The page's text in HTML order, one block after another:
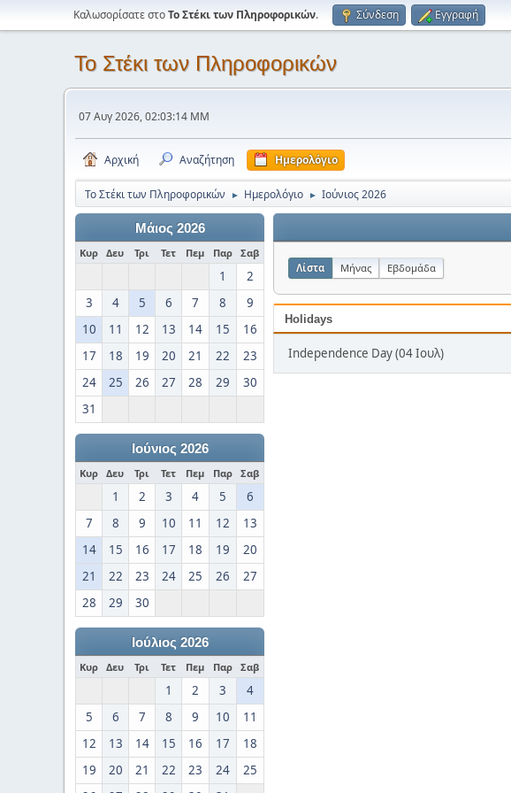
Καλωσορίσατε στοΤο Στέκι των Πληροφορικών. Σύνδεση Εγγραφή
Το Στέκι των Πληροφορικών
07 Αυγ 2026, 02:03:14 ΜΜ
Αρχική Αναζήτηση Ημερολόγιο
Το Στέκι των Πληροφορικών ► Ημερολόγιο ► Ιούνιος 2026
Μάιος 2026
Κυρ Δευ Τρι Τετ Πεμ Παρ Σαβ
1
2
3
4 5 6 7 8
9
10
11 12 13 14 15
16
17
18 19 20 21 22
23
24
25 26 27 28 29
30
31
Ιούνιος 2026
Κυρ Δευ Τρι Τετ Πεμ Παρ Σαβ
1 2 3 4 5
6
7
8 9 10 11 12
13
14
15 16 17 18 19
20
21
22 23 24 25 26
27
28
29 30
Ιούλιος 2026
Κυρ Δευ Τρι Τετ Πεμ Παρ Σαβ
1 2 3
4
5
6 7 8 9 10
11
12
13 14 15 16 17
18
19
20 21 22 23 24
25
Λίστα Μήνας Εβδομάδα
Holidays
Independence Day (04 Ιουλ)